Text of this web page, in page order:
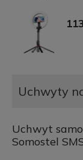
Uchwyty
Uchwyt
Somostel